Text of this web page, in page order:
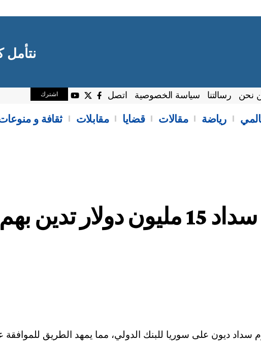
نحن رسالتنا سياسة الخصوصية اتصل اشترك
رياضة مقالات قضايا مقابلات ثقافة و
مصادر: السعودية تعتزم سداد 15 مليون
سداد ديون على سوريا للبنك الدولي، مما يمهد الطريق للموافقة